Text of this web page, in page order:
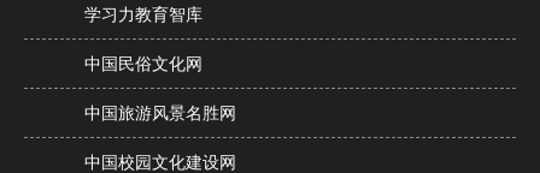
学习力教育智库
中国民俗文化网
中国旅游风景名胜网
中国校园文化建设网